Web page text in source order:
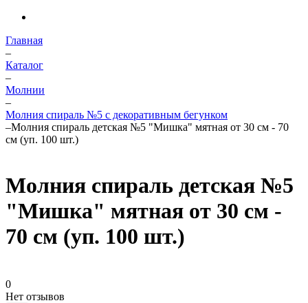
Главная
–
Каталог
–
Молнии
–
Молния спираль №5 с декоративным бегунком
–Молния спираль детская №5 "Мишка" мятная от 30 см - 70
см (уп. 100 шт.)
Молния спираль детская №5
"Мишка" мятная от 30 см -
70 см (уп. 100 шт.)
0
Нет отзывов